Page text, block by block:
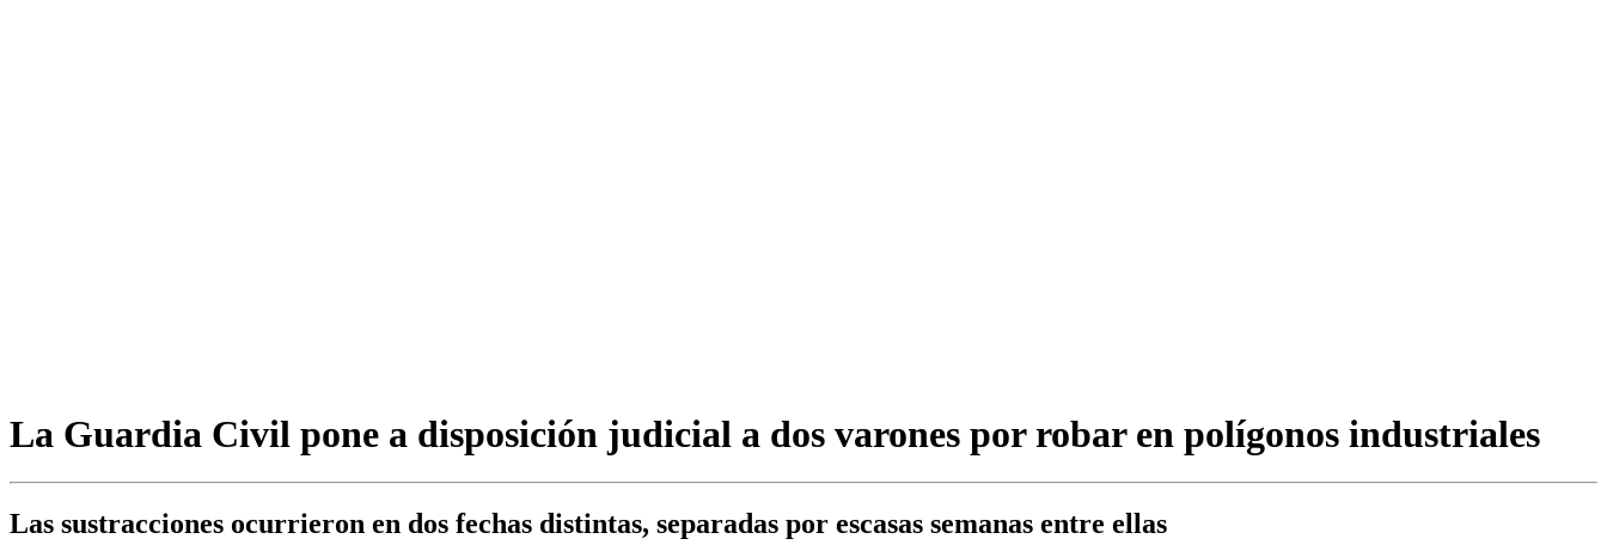
La Guardia Civil pone a disposición judicial a dos varones por robar en polígonos industriales
Las sustracciones ocurrieron en dos fechas distintas, separadas por escasas semanas entre ellas